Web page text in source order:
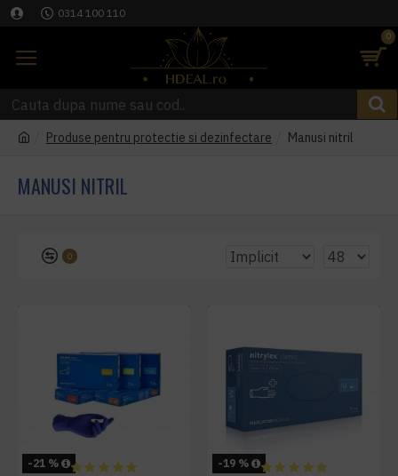
0314 100 110
0
Produse pentru protectie si dezinfectare Manusi nitril
MANUSI NITRIL
0
-21 % -19 %